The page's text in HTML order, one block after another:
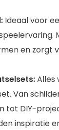
Ideaal voor
en zorgt
Alles
Van
tot DIY-
inspiratie